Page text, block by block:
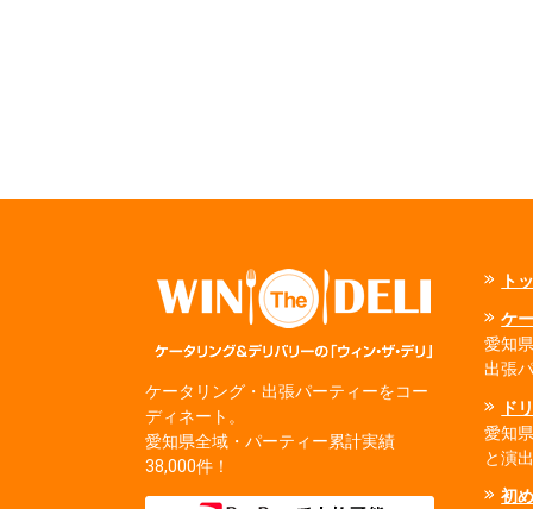
ト
ケ
愛知
出張
ド
愛知
と演
初
ケータリング・出張パーティーをコー
ディネート。
愛知県全域・パーティー累計実績
38,000件！